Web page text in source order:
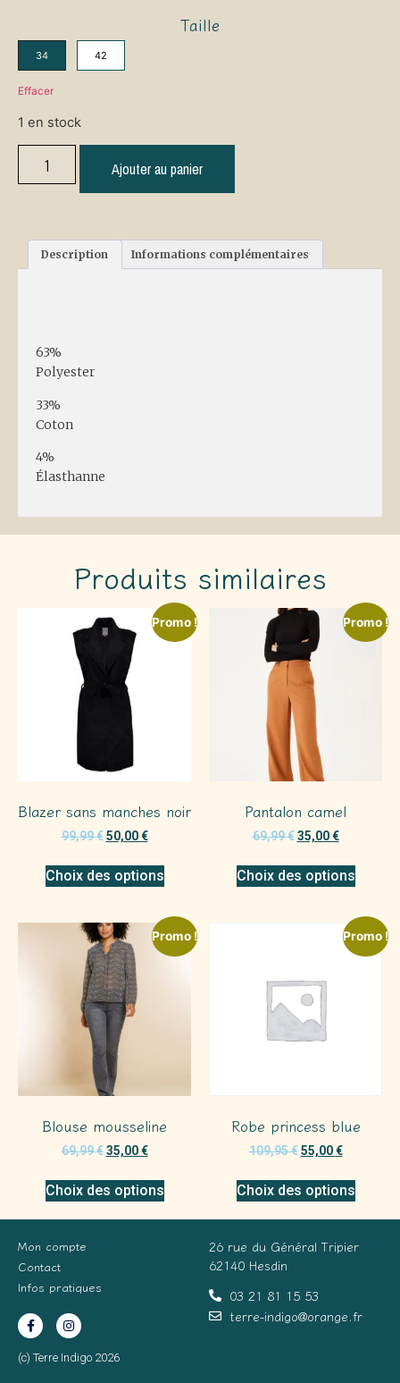
Taille
34 42
Effacer
1 en stock
Ajouter au panier
Description Informations complémentaires
63%
Polyester
33%
Coton
4%
Élasthanne
Produits similaires
Promo !
Blazer sans manches noir
99,99€ 50,00€
Choix des options
Promo !
Pantalon camel
69,99€ 35,00€
Choix des options
Promo !
Blouse mousseline
69,99€ 35,00€
Choix des options
Promo !
Robe princess blue
109,95€ 55,00€
Choix des options
Mon compte
Contact
Infos pratiques
(c) Terre Indigo 2026
26 rue du Général Tripier
62140 Hesdin
03 21 81 15 53
terre-indigo@orange.fr